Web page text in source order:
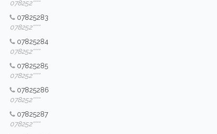
078252****
07825283
078252****
07825284
078252****
07825285
078252****
07825286
078252****
07825287
078252****